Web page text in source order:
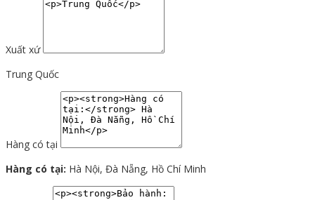
Xuất xứ
Trung Quốc
Hàng có tại
Hàng có tại: Hà Nội, Đà Nẵng, Hồ Chí Minh